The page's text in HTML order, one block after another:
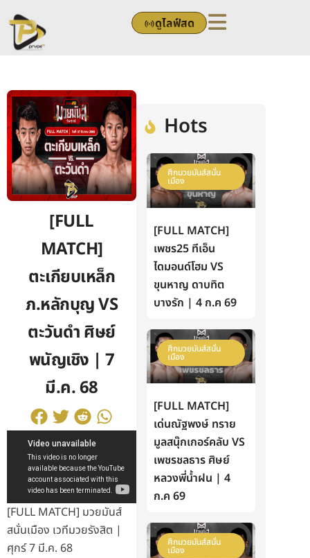
to
content
ดูไลฟ์สด
[FULL
MATCH]
ตะเกียบเหล็ก
ภ.หลักบุญ VS
ตะวันดำ ศิษย์
พนัญเชิง | 7
มี.ค. 68
[FULL MATCH] มวยมันส์
สนั่นเมือง เวทีมวยรังสิต |
ศุกร์ 7 มี.ค. 68
Hots
ศึกมวยมันส์สนั่น
เมือง
[FULL MATCH]
เพชร25 ทีเอ็น
ไดมอนด์โฮม VS
ขุนหาญ ดาบทิต
บางรัก | 4 ก.ค 69
ศึกมวยมันส์สนั่น
เมือง
[FULL MATCH]
เด่นณัฐพงษ์ ทราย
มูลสนุ๊กเกอร์คลับ VS
เพชรชลธาร ศิษย์
หลวงพี่น้ำฝน | 4
ก.ค 69
ศึกมวยมันส์สนั่น
เมือง